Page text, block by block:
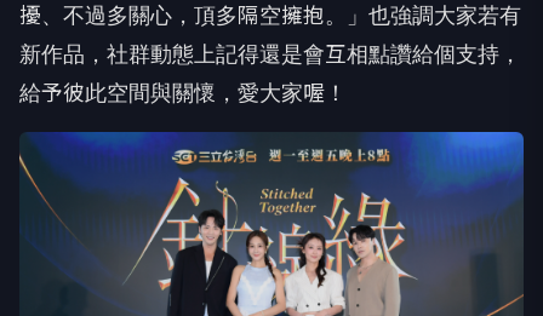
擾、不過多關心，頂多隔空擁抱。」也強調大家若有
新作品，社群動態上記得還是會互相點讚給個支持，
給予彼此空間與關懷，愛大家喔！